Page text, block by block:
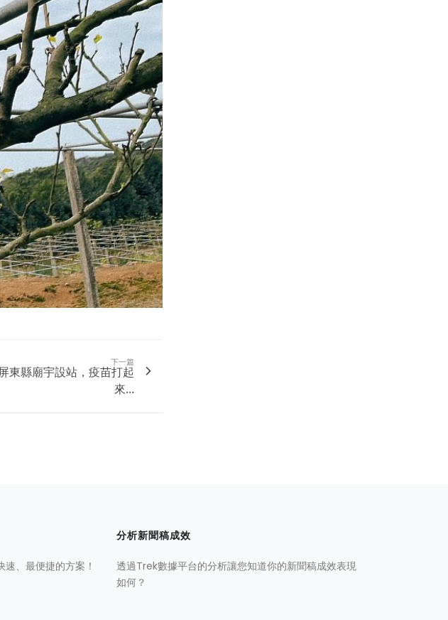
下一篇
東縣廟宇設站，疫苗打起
來...
、最便捷的方案！
分析新聞稿成效
透過Trek數據平台的分析讓您知道你的新聞稿成效表現
如何？